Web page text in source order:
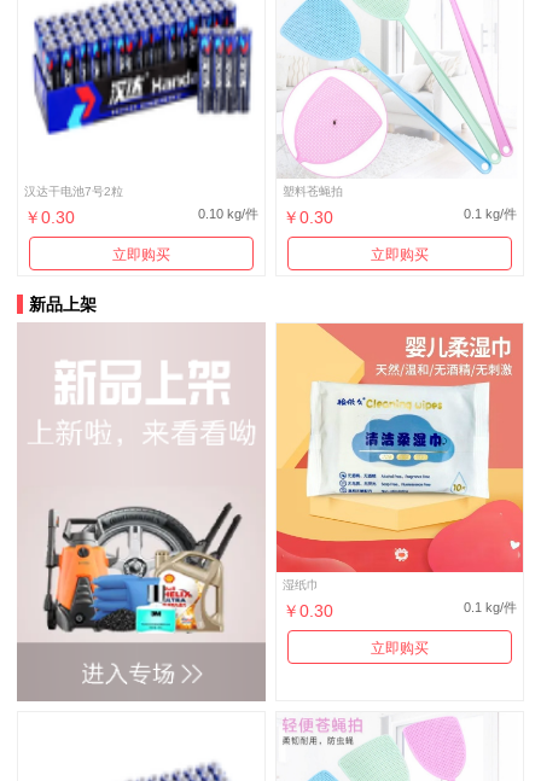
汉达干电池7号2粒
￥0.30 0.10 kg/件
立即购买
塑料苍蝇拍
￥0.30 0.1 kg/件
立即购买
新品上架
湿纸巾
￥0.30 0.1 kg/件
立即购买